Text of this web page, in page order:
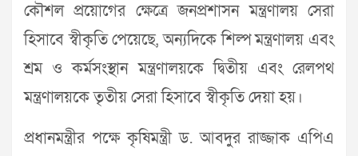
কৌশল প্রয়োগের ক্ষেত্রে জনপ্রশাসন মন্ত্রণালয় সেরা
হিসাবে স্বীকৃতি পেয়েছে, অন্যদিকে শিল্প মন্ত্রণালয় এবং
শ্রম ও কর্মসংস্থান মন্ত্রণালয়কে দ্বিতীয় এবং রেলপথ
মন্ত্রণালয়কে তৃতীয় সেরা হিসাবে স্বীকৃতি দেয়া হয়।
প্রধানমন্ত্রীর পক্ষে কৃষিমন্ত্রী ড. আবদুর রাজ্জাক এপিএ